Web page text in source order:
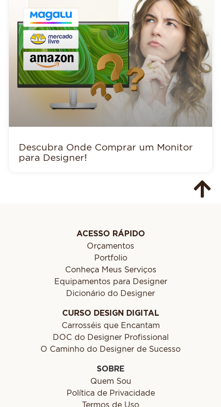
Descubra Onde Comprar um Monitor
para Designer!
ACESSO RÁPIDO
Orçamentos
Portfolio
Conheça Meus Serviços
Equipamentos para Designer
Dicionário do Designer
CURSO DESIGN DIGITAL
Carrosséis que Encantam
DOC do Designer Profissional
O Caminho do Designer de Sucesso
SOBRE
Quem Sou
Política de Privacidade
Termos de Uso